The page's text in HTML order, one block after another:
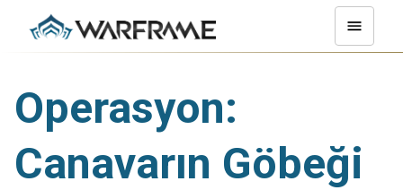
Operasyon:
Canavarın Göbeği